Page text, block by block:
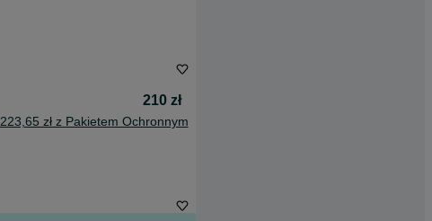
210 zł
223,65 zł z Pakietem Ochronnym